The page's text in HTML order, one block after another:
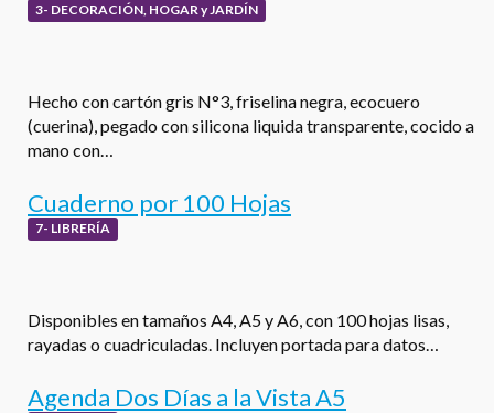
3- DECORACIÓN, HOGAR y JARDÍN
Hecho con cartón gris N°3, friselina negra, ecocuero
(cuerina), pegado con silicona liquida transparente, cocido a
mano con…
Cuaderno por 100 Hojas
7- LIBRERÍA
Disponibles en tamaños A4, A5 y A6, con 100 hojas lisas,
rayadas o cuadriculadas. Incluyen portada para datos…
Agenda Dos Días a la Vista A5